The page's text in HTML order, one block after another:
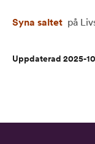
Syna saltet på
Uppdaterad 2025-